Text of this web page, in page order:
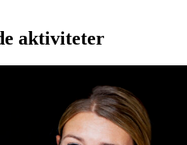
aktiviteter